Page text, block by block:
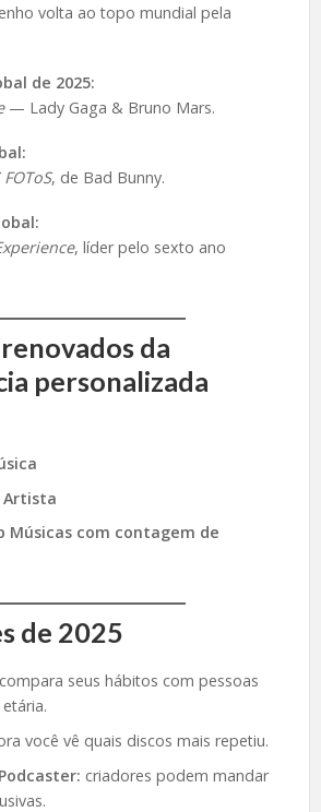
volta ao topo mundial pela
de 2025:
— Lady Gaga & Bruno Mars.
, de Bad Bunny.
, líder pelo sexto ano
da
personalizada
Artista
Músicas com contagem de
de 2025
compara seus hábitos com pessoas
você vê quais discos mais repetiu.
criadores podem mandar